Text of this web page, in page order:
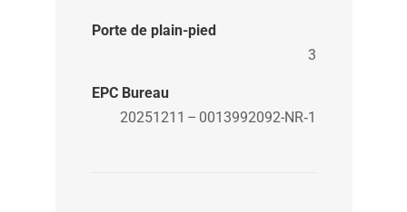
Porte de plain-pied
3
EPC Bureau
20251211 – 0013992092-NR‑1